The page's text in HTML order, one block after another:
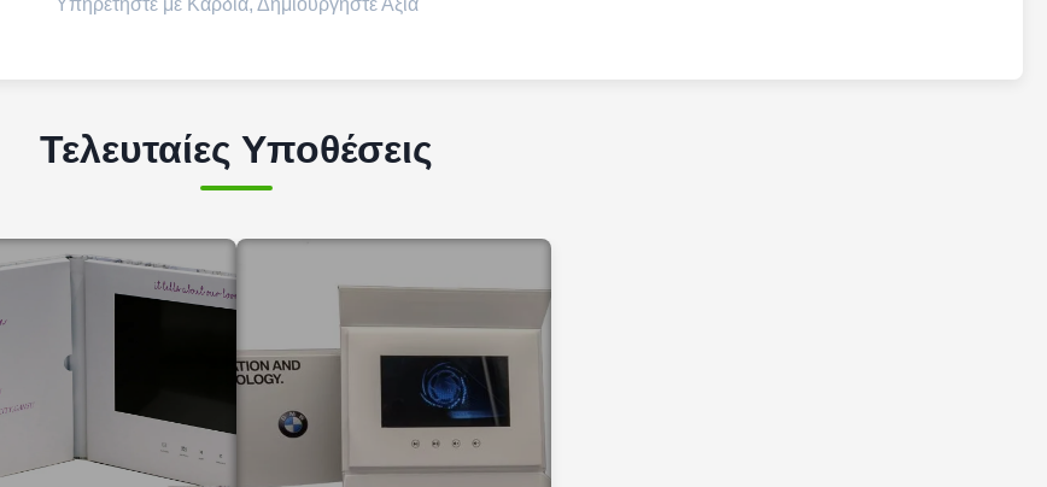
Υπηρετήστε με Καρδιά, Δημιουργήστε Αξία
Τελευταίες Υποθέσεις